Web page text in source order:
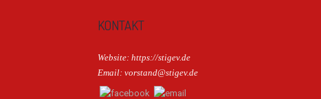
KONTAKT
Website: https://stigev.de
Email: vorstand@stigev.de